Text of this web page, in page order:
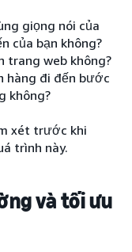
giọng nói của
của bạn không?
trang web không?
hàng đi đến bước
không?
xét trước khi
trình này.
và tối ưu